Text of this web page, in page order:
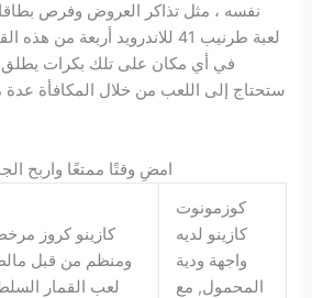
نفسه ، مثل تذاكر العروض وفرص
لعبة طرنيب 41 للاندرويد أربعة
في أي مكان على تلك بكرات يطلق
ستحتاج إلى اللعب من خلال المكافأة
امضِ وقتًا ممتعًا واربح
كازينو كروز
ومنظم من قبل
لعب القمار
كوزمونوت
كازينو لديه
واجهة ودية
المحمول, مع